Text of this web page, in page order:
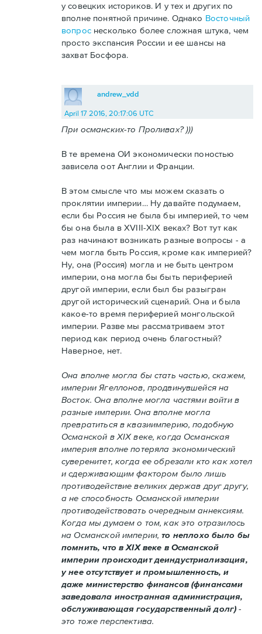
у совецких историков. И у тех и других по
вполне понятной причине. Однако Восточный
вопроснесколько более сложная штука, чем
просто экспансия России и ее шансы на
захват Босфора.
andrew_vdd
April 17 2016, 20:17:06 UTC
При османских-то Проливах? )))
В те времена ОИ экономически поностью
зависела оот Англии и Франции.
В этом смысле что мы можем сказать о
проклятии империи… Ну давайте подумаем,
если бы Россия не была бы империей, то чем
бы она была в XVIII-XIX веках? Вот тут как
раз начинают возникать разные вопросы - а
чем могла быть Россия, кроме как империей?
Ну, она (Россия) могла и не быть центром
империи, она могла бы быть периферией
другой империи, если был бы разыгран
другой исторический сценарий. Она и была
какое-то время периферией монгольской
империи. Разве мы рассматриваем этот
период как период очень благостный?
Наверное, нет.
Она вполне могла бы стать частью, скажем,
империи Ягеллонов, продвинувшейся на
Восток. Она вполне могла частями войти в
разные империи. Она вполне могла
превратиться в квазиимперию, подобную
Османской в XIX веке, когда Османская
империя вполне потеряла экономический
суверенитет, когда ее обрезали кто как хотел
и сдерживающим фактором было лишь
противодействие великих держав друг другу,
а не способность Османской империи
противодействовать очередным аннексиям.
Когда мы думаем о том, как это отразилось
на Османской империи,то неплохо было бы
помнить, что в XIX веке в Османской
империи происходит деиндустриализация,
у нее отсутствует и промышленность, и
даже министерство финансов (финансами
заведовала иностранная администрация,
обслуживающая государственный долг)-
это тоже перспектива.